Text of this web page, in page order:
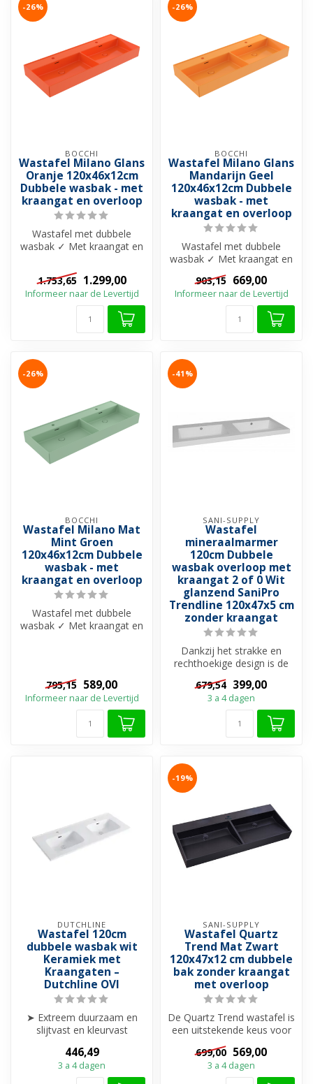
-26%
BOCCHI
Wastafel Milano Glans
Oranje 120x46x12cm
Dubbele wasbak - met
kraangat en overloop
Wastafel met dubbele
wasbak ✓ Met kraangat en
20 uniek...
1.753,65 1.299,00
Informeer naar de Levertijd
-26%
BOCCHI
Wastafel Milano Glans
Mandarijn Geel
120x46x12cm Dubbele
wasbak - met
kraangat en overloop
Wastafel met dubbele
wasbak ✓ Met kraangat en
20 uniek...
903,15 669,00
Informeer naar de Levertijd
-26%
BOCCHI
Wastafel Milano Mat
Mint Groen
120x46x12cm Dubbele
wasbak - met
kraangat en overloop
Wastafel met dubbele
wasbak ✓ Met kraangat en
795,15 589,00
Informeer naar de Levertijd
-41%
SANI-SUPPLY
Wastafel
mineraalmarmer
120cm Dubbele
wasbak overloop met
kraangat 2 of 0 Wit
glanzend SaniPro
Trendline 120x47x5 cm
zonder kraangat
Dankzij het strakke en
rechthoekige design is de
SaniPro Trendline wastafel
Mine...
679,54 399,00
3 a 4 dagen
DUTCHLINE
Wastafel 120cm
dubbele wasbak wit
Keramiek met
Kraangaten –
Dutchline OVI
➤ Extreem duurzaam en
slijtvast en kleurvast
➤ Hygiën...
446,49
3 a 4 dagen
-19%
SANI-SUPPLY
Wastafel Quartz
Trend Mat Zwart
120x47x12 cm dubbele
bak zonder kraangat
met overloop
De Quartz Trend wastafel is
een uitstekende keus voor
op uw wastafelonderkast.
D...
699,00 569,00
3 a 4 dagen